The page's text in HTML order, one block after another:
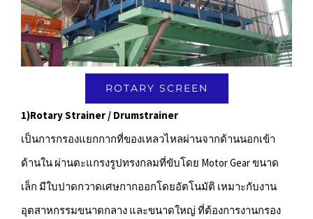
ROTARY SCREEN
1)Rotary Strainer / Drumstrainer
เป็นการกรองแยกกากที่ของเหลวไหลผ่านจากด้านนอกเข้า
ด้านใน ผ่านตะแกรงรูปทรงกลมที่ขับโดย Motor Gear ขนาด
เล็ก มีใบปาดกวาดเศษกากออกโดยอัตโนมัติ เหมาะกับงาน
อุตสาหกรรมขนาดกลาง และขนาดใหญ่ ที่ต้องการงานกรอง